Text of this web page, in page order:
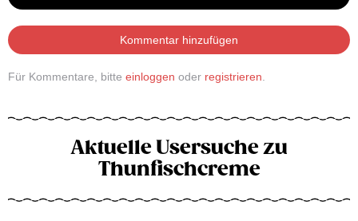
Kommentar hinzufügen
Für Kommentare, bitte einloggen oder registrieren
Aktuelle Usersuche zu
Thunfischcreme